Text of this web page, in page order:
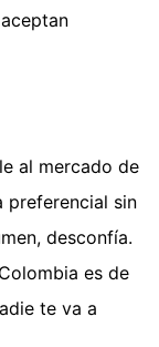
al mercado de
preferencial sin
desconfía.
es de
te va a